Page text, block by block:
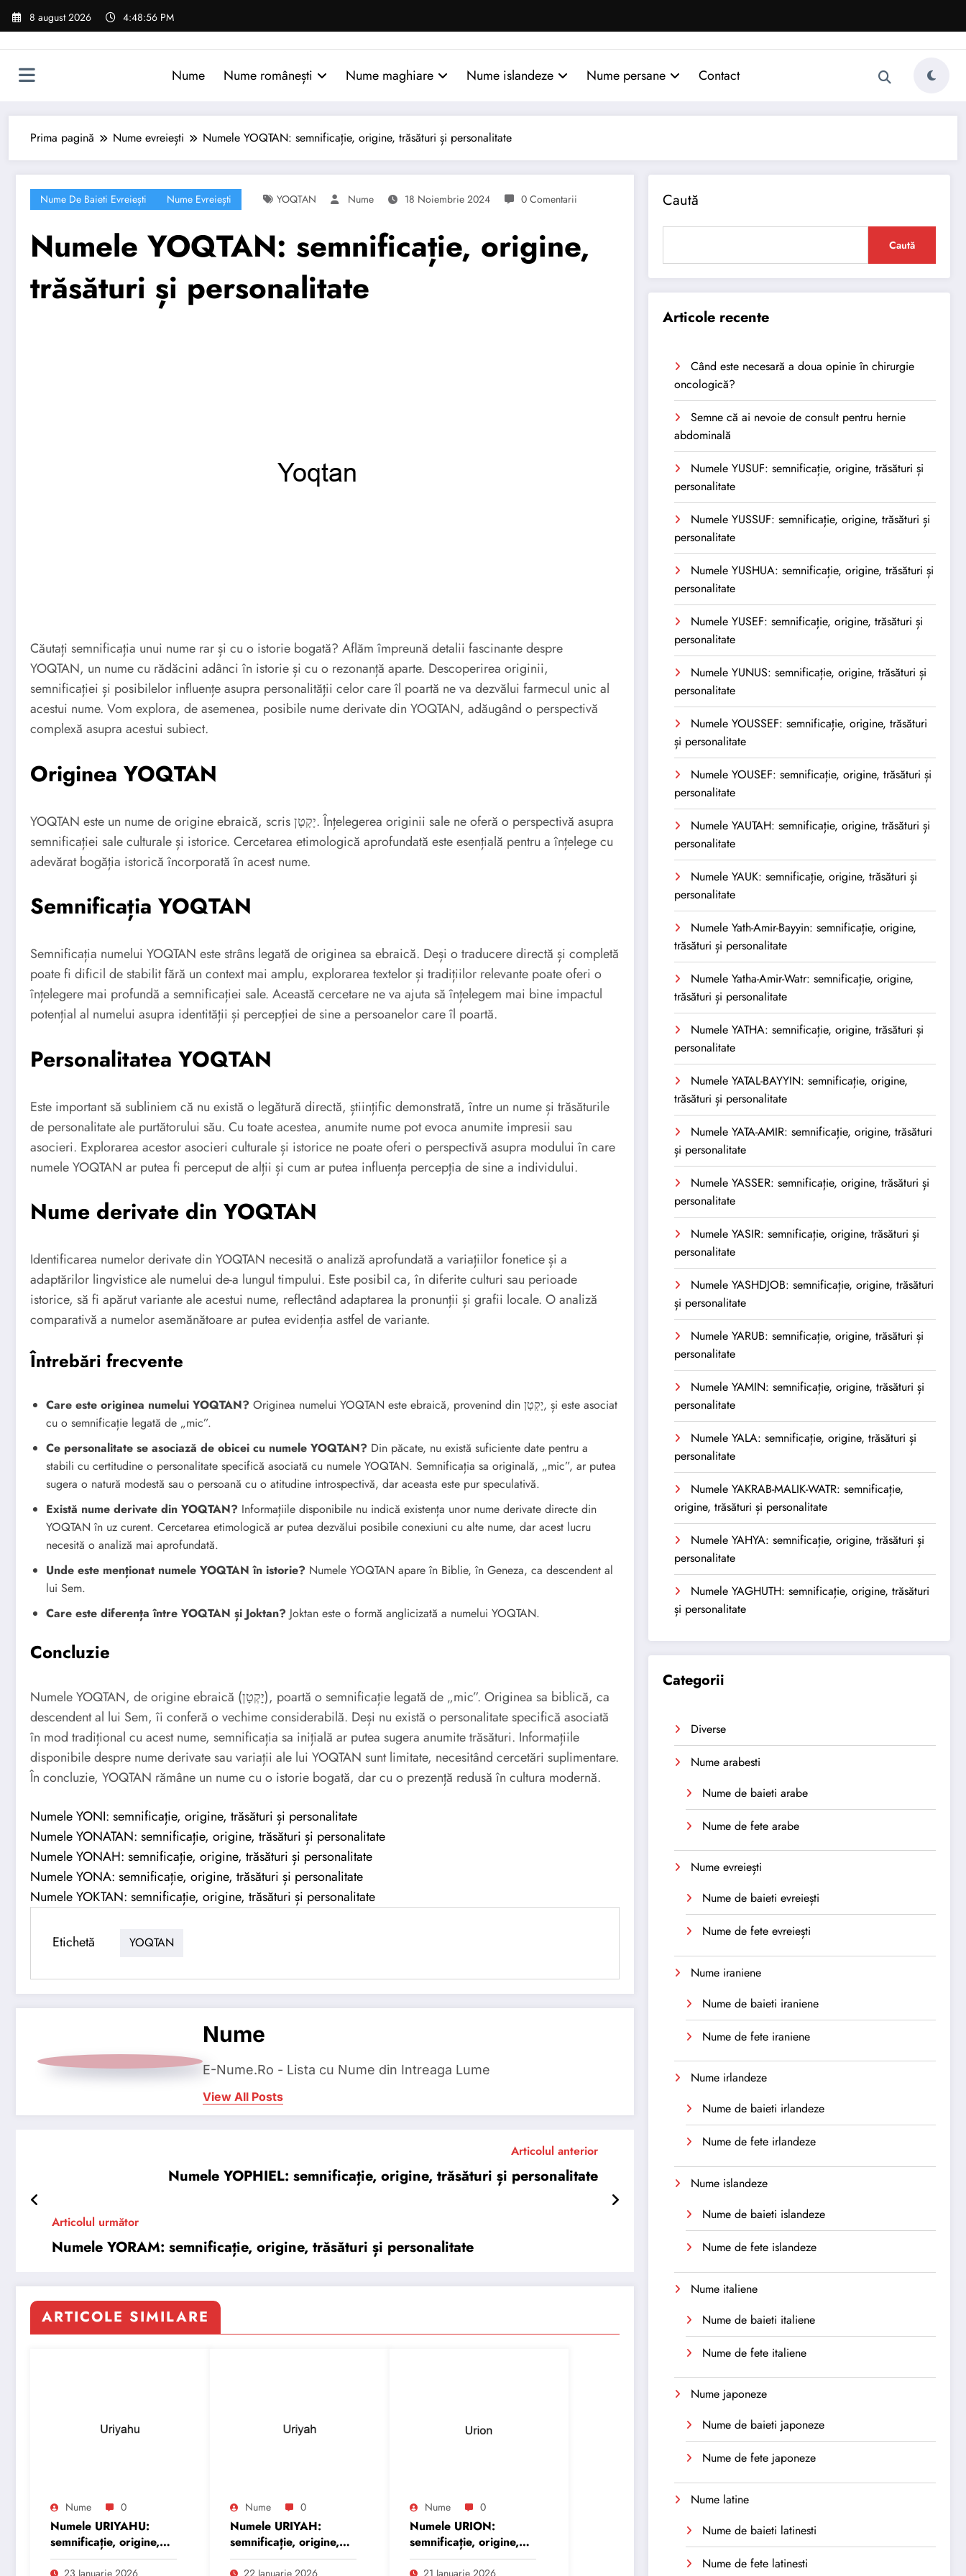
Sari
8 august 2026 4:48:57 PM
Nume Nume românești Nume maghiare Nume islandeze Nume persane Contact
Prima pagină Nume evreiești Numele YOQTAN: semnificație, origine, trăsături și personalitate
Nume De Baieti Evreiești Nume Evreiești YOQTAN Nume 18 Noiembrie 2024 0 Comentarii
Numele YOQTAN: semnificație, origine,
trăsături și personalitate
Căutați semnificația unui nume rar și cu o istorie bogată? Aflăm împreună detalii fascinante despre
YOQTAN, un nume cu rădăcini adânci în istorie și cu o rezonanță aparte. Descoperirea originii,
semnificației și posibilelor influențe asupra personalității celor care îl poartă ne va dezvălui farmecul unic al
acestui nume. Vom explora, de asemenea, posibile nume derivate din YOQTAN, adăugând o perspectivă
complexă asupra acestui subiect.
Originea YOQTAN
YOQTAN este un nume de origine ebraică, scris יָקְטָן. Înțelegerea originii sale ne oferă o perspectivă asupra
semnificației sale culturale și istorice. Cercetarea etimologică aprofundată este esențială pentru a înțelege cu
adevărat bogăția istorică încorporată în acest nume.
Semnificația YOQTAN
Semnificația numelui YOQTAN este strâns legată de originea sa ebraică. Deși o traducere directă și completă
poate fi dificil de stabilit fără un context mai amplu, explorarea textelor și tradițiilor relevante poate oferi o
înțelegere mai profundă a semnificației sale. Această cercetare ne va ajuta să înțelegem mai bine impactul
potențial al numelui asupra identității și percepției de sine a persoanelor care îl poartă.
Personalitatea YOQTAN
Este important să subliniem că nu există o legătură directă, științific demonstrată, între un nume și trăsăturile
de personalitate ale purtătorului său. Cu toate acestea, anumite nume pot evoca anumite impresii sau
asocieri. Explorarea acestor asocieri culturale și istorice ne poate oferi o perspectivă asupra modului în care
numele YOQTAN ar putea fi perceput de alții și cum ar putea influența percepția de sine a individului.
Nume derivate din YOQTAN
Identificarea numelor derivate din YOQTAN necesită o analiză aprofundată a variațiilor fonetice și a
adaptărilor lingvistice ale numelui de-a lungul timpului. Este posibil ca, în diferite culturi sau perioade
istorice, să fi apărut variante ale acestui nume, reflectând adaptarea la pronunții și grafii locale. O analiză
comparativă a numelor asemănătoare ar putea evidenția astfel de variante.
Întrebări frecvente
Care este originea numelui YOQTAN? Originea numelui YOQTAN este ebraică, provenind din יָקְטָן, și este asociat
cu o semnificație legată de „mic”.
Ce personalitate se asociază de obicei cu numele YOQTAN? Din păcate, nu există suficiente date pentru a
stabili cu certitudine o personalitate specifică asociată cu numele YOQTAN. Semnificația sa originală, „mic”, ar putea
sugera o natură modestă sau o persoană cu o atitudine introspectivă, dar aceasta este pur speculativă.
Există nume derivate din YOQTAN? Informațiile disponibile nu indică existența unor nume derivate directe din
YOQTAN în uz curent. Cercetarea etimologică ar putea dezvălui posibile conexiuni cu alte nume, dar acest lucru
necesită o analiză mai aprofundată.
Unde este menționat numele YOQTAN în istorie? Numele YOQTAN apare în Biblie, în Geneza, ca descendent al
lui Sem.
Care este diferența între YOQTAN și Joktan? Joktan este o formă anglicizată a numelui YOQTAN.
Concluzie
Numele YOQTAN, de origine ebraică (יָקְטָן), poartă o semnificație legată de „mic”. Originea sa biblică, ca
descendent al lui Sem, îi conferă o vechime considerabilă. Deși nu există o personalitate specifică asociată
în mod tradițional cu acest nume, semnificația sa inițială ar putea sugera anumite trăsături. Informațiile
disponibile despre nume derivate sau variații ale lui YOQTAN sunt limitate, necesitând cercetări suplimentare.
În concluzie, YOQTAN rămâne un nume cu o istorie bogată, dar cu o prezență redusă în cultura modernă.
Numele YONI: semnificație, origine, trăsături și personalitate
Numele YONATAN: semnificație, origine, trăsături și personalitate
Numele YONAH: semnificație, origine, trăsături și personalitate
Numele YONA: semnificație, origine, trăsături și personalitate
Numele YOKTAN: semnificație, origine, trăsături și personalitate
Etichetă YOQTAN
Nume
E-Nume.Ro - Lista cu Nume din Intreaga Lume
View All Posts
Articolul anterior
Numele YOPHIEL: semnificație, origine, trăsături și personalitate
Articolul următor
Numele YORAM: semnificație, origine, trăsături și personalitate
ARTICOLE SIMILARE
Nume 0
Numele URIYAHU:
semnificație, origine,
trăsături și
23 Ianuarie 2026
Nume 0
Numele URIYAH:
semnificație, origine,
trăsături și
22 Ianuarie 2026
Nume 0
Numele URION:
semnificație, origine,
trăsături și
21 Ianuarie 2026
Caută
Caută
Articole recente
Când este necesară a doua opinie în chirurgie
oncologică?
Semne că ai nevoie de consult pentru hernie
abdominală
Numele YUSUF: semnificație, origine, trăsături și
personalitate
Numele YUSSUF: semnificație, origine, trăsături și
personalitate
Numele YUSHUA: semnificație, origine, trăsături și
personalitate
Numele YUSEF: semnificație, origine, trăsături și
personalitate
Numele YUNUS: semnificație, origine, trăsături și
personalitate
Numele YOUSSEF: semnificație, origine, trăsături
și personalitate
Numele YOUSEF: semnificație, origine, trăsături și
personalitate
Numele YAUTAH: semnificație, origine, trăsături și
personalitate
Numele YAUK: semnificație, origine, trăsături și
personalitate
Numele Yath-Amir-Bayyin: semnificație, origine,
trăsături și personalitate
Numele Yatha-Amir-Watr: semnificație, origine,
trăsături și personalitate
Numele YATHA: semnificație, origine, trăsături și
personalitate
Numele YATAL-BAYYIN: semnificație, origine,
trăsături și personalitate
Numele YATA-AMIR: semnificație, origine, trăsături
și personalitate
Numele YASSER: semnificație, origine, trăsături și
personalitate
Numele YASIR: semnificație, origine, trăsături și
personalitate
Numele YASHDJOB: semnificație, origine, trăsături
și personalitate
Numele YARUB: semnificație, origine, trăsături și
personalitate
Numele YAMIN: semnificație, origine, trăsături și
personalitate
Numele YALA: semnificație, origine, trăsături și
personalitate
Numele YAKRAB-MALIK-WATR: semnificație,
origine, trăsături și personalitate
Numele YAHYA: semnificație, origine, trăsături și
personalitate
Numele YAGHUTH: semnificație, origine, trăsături
și personalitate
Categorii
Diverse
Nume arabesti
Nume de baieti arabe
Nume de fete arabe
Nume evreiești
Nume de baieti evreiești
Nume de fete evreiești
Nume iraniene
Nume de baieti iraniene
Nume de fete iraniene
Nume irlandeze
Nume de baieti irlandeze
Nume de fete irlandeze
Nume islandeze
Nume de baieti islandeze
Nume de fete islandeze
Nume italiene
Nume de baieti italiene
Nume de fete italiene
Nume japoneze
Nume de baieti japoneze
Nume de fete japoneze
Nume latine
Nume de baieti latinesti
Nume de fete latinesti